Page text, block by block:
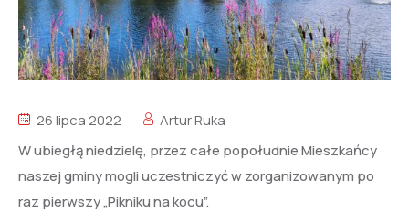
26 lipca 2022
Artur Ruka
W ubiegłą niedzielę, przez całe popołudnie Mieszkańcy
naszej gminy mogli uczestniczyć w zorganizowanym po
raz pierwszy „Pikniku na kocu”.